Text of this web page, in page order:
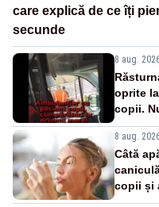
care explică de ce îți
secunde
8 aug.
oprite
copii.
8 aug.
Câtă
copii și